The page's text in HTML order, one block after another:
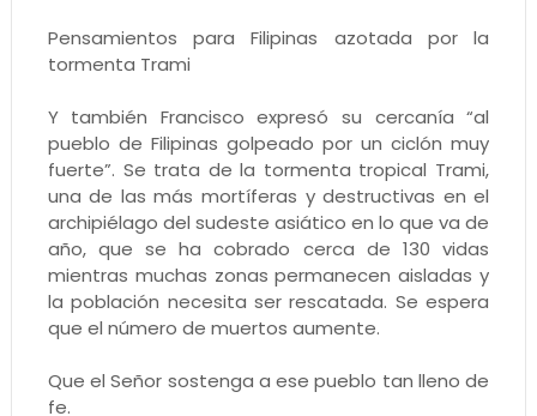
Pensamientos para Filipinas azotada por la
tormenta Trami
Y también Francisco expresó su cercanía “al
pueblo de Filipinas golpeado por un ciclón muy
fuerte”. Se trata de la tormenta tropical Trami,
una de las más mortíferas y destructivas en el
archipiélago del sudeste asiático en lo que va de
año, que se ha cobrado cerca de 130 vidas
mientras muchas zonas permanecen aisladas y
la población necesita ser rescatada. Se espera
que el número de muertos aumente.
Que el Señor sostenga a ese pueblo tan lleno de
fe.